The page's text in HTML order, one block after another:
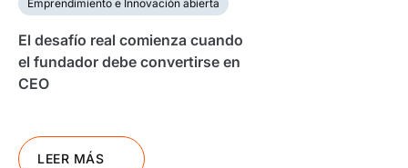
Emprendimiento e Innovación abierta
El desafío real comienza cuando
el fundador debe convertirse en
CEO
LEER MÁS